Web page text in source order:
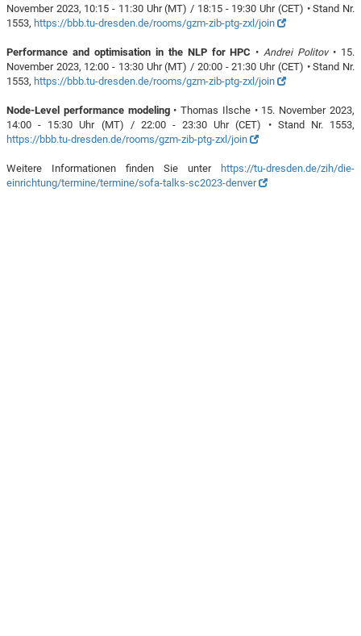
November 2023, 10:15 - 11:30 Uhr (MT) / 18:15 - 19:30 Uhr (CET) • Stand Nr.
1553, https://bbb.tu-dresden.de/rooms/gzm-zib-ptg-zxl/join
Performance and optimisation in the NLP for HPC •Andrei Politov• 15.
November 2023, 12:00 - 13:30 Uhr (MT) / 20:00 - 21:30 Uhr (CET) • Stand Nr.
1553, https://bbb.tu-dresden.de/rooms/gzm-zib-ptg-zxl/join
Node-Level performance modeling• Thomas Ilsche • 15. November 2023,
14:00 - 15:30 Uhr (MT) / 22:00 - 23:30 Uhr (CET) • Stand Nr. 1553,
https://bbb.tu-dresden.de/rooms/gzm-zib-ptg-zxl/join
Weitere Informationen finden Sie unter
https://tu-dresden.de/zih/die-
einrichtung/termine/termine/sofa-talks-sc2023-denver